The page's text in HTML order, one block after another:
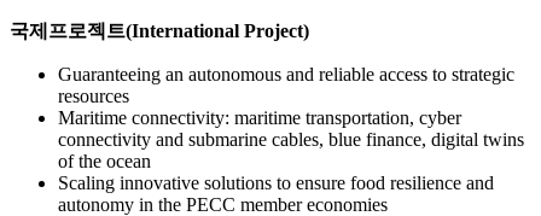
국제프로젝트(International Project)
Guaranteeing an autonomous and reliable access to strategic
resources
Maritime connectivity: maritime transportation, cyber
connectivity and submarine cables, blue finance, digital twins
of the ocean
Scaling innovative solutions to ensure food resilience and
autonomy in the PECC member economies